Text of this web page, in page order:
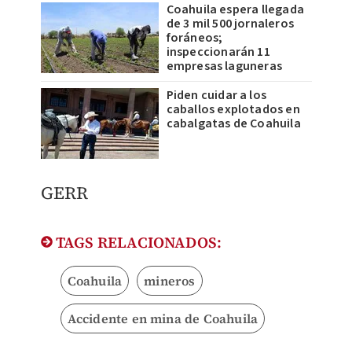
Coahuila espera llegada
de 3 mil 500 jornaleros
foráneos;
inspeccionarán 11
empresas laguneras
Piden cuidar a los
caballos explotados en
cabalgatas de Coahuila
GERR
TAGS RELACIONADOS:
Coahuila mineros
Accidente en mina de Coahuila